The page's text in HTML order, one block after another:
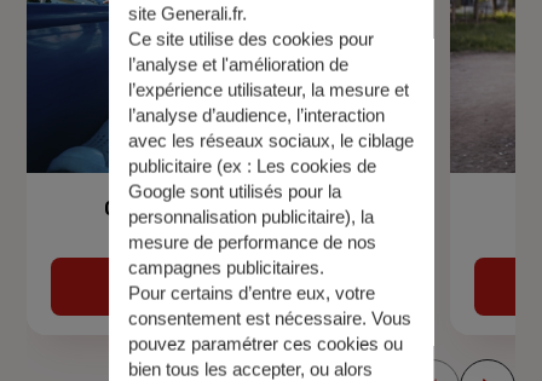
Garantie Accidents de la Vie
Découvrir
site Generali.fr.
Ce site utilise des cookies pour
l’analyse et l'amélioration de
l’expérience utilisateur, la mesure et
l’analyse d’audience, l’interaction
avec les réseaux sociaux, le ciblage
publicitaire (ex : Les cookies de
Google sont utilisés pour la
personnalisation publicitaire), la
mesure de performance de nos
campagnes publicitaires.
Pour certains d’entre eux, votre
consentement est nécessaire. Vous
pouvez paramétrer ces cookies ou
bien tous les accepter, ou alors